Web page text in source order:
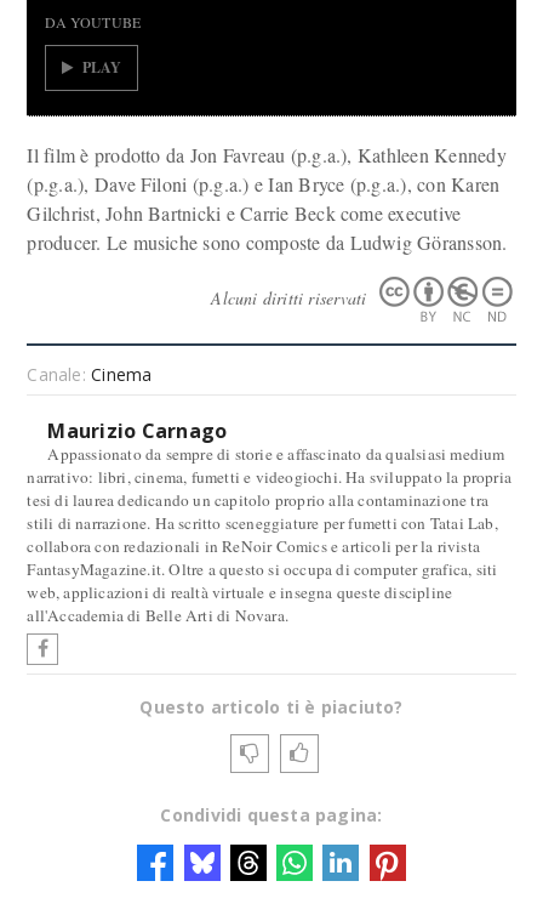
DA YOUTUBE
PLAY
Il film è prodotto da Jon Favreau (p.g.a.), Kathleen Kennedy
(p.g.a.), Dave Filoni (p.g.a.) e Ian Bryce (p.g.a.), con Karen
Gilchrist, John Bartnicki e Carrie Beck come executive
producer. Le musiche sono composte da Ludwig Göransson.
Alcuni diritti riservati
Canale:Cinema
Maurizio Carnago
Appassionato da sempre di storie e affascinato da qualsiasi medium
narrativo: libri, cinema, fumetti e videogiochi. Ha sviluppato la propria
tesi di laurea dedicando un capitolo proprio alla contaminazione tra
stili di narrazione. Ha scritto sceneggiature per fumetti con Tatai Lab,
collabora con redazionali in ReNoir Comics e articoli per la rivista
FantasyMagazine.it. Oltre a questo si occupa di computer grafica, siti
web, applicazioni di realtà virtuale e insegna queste discipline
all'Accademia di Belle Arti di Novara.
Questo articolo ti è piaciuto?
Condividi questa pagina: